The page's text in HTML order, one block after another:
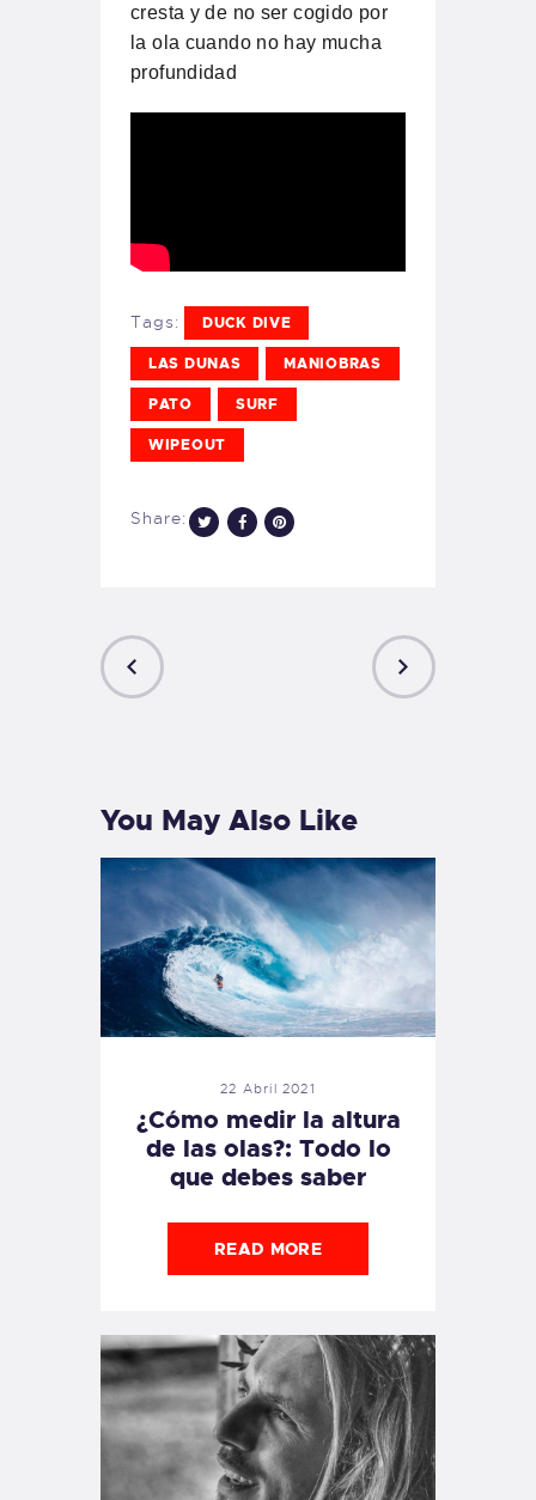
cresta y de no ser cogido por
la ola cuando no hay mucha
profundidad
Tags: DUCK DIVE
LAS DUNAS MANIOBRAS
PATO SURF
WIPEOUT
Share:
You May Also Like
22 Abril 2021
¿Cómo medir la altura
de las olas?: Todo lo
que debes saber
READ MORE